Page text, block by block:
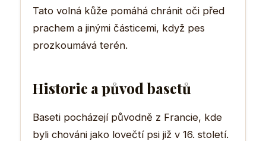
Tato volná kůže pomáhá chránit oči před
prachem a jinými částicemi, když pes
prozkoumává terén.
Historie a původ basetů
Baseti pocházejí původně z Francie, kde
byli chováni jako lovečtí psi již v 16. století.